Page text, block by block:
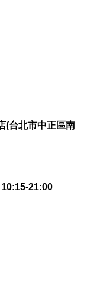
(台北市中正區南
21:00